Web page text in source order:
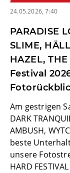
24.05.2026, 7:40
PARADISE
SLIME,
HAZEL,
Festival
Am gestrigen
DARK
AMBUSH,
beste
unsere
HARD